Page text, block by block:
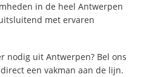
in de heel Antwerpen
met ervaren
nodig uit Antwerpen? Bel ons
een vakman aan de lijn.